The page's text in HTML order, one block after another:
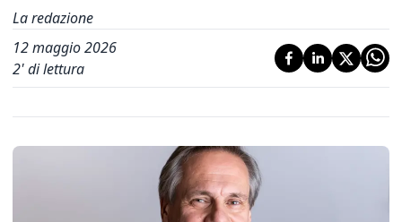
La redazione
12 maggio 2026
2' di lettura